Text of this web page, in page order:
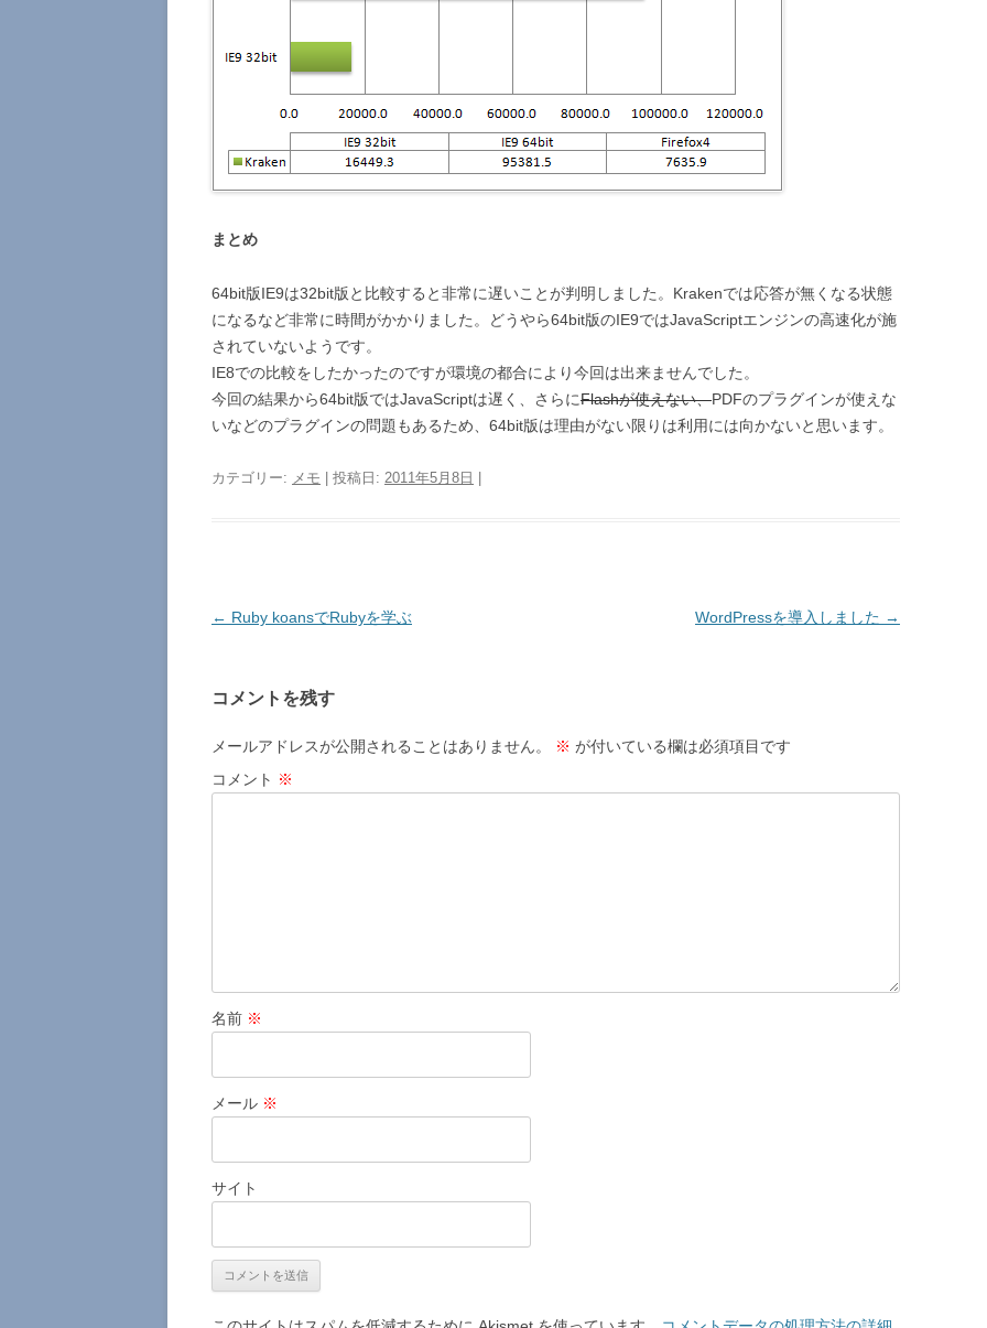
まとめ
64bit版IE9は32bit版と比較すると非常に遅いことが判明しました。Krakenでは応答が無くなる状態
になるなど非常に時間がかかりました。どうやら64bit版のIE9ではJavaScriptエンジンの高速化が施
されていないようです。
IE8での比較をしたかったのですが環境の都合により今回は出来ませんでした。
今回の結果から64bit版ではJavaScriptは遅く、さらにFlashが使えない、PDFのプラグインが使えな
いなどのプラグインの問題もあるため、64bit版は理由がない限りは利用には向かないと思います。
カテゴリー: メモ | 投稿日: 2011年5月8日
投
ビ
ゲ
ー
← Ruby koansでRubyを学ぶ WordPressを導入しました →
コメントを残す
メールアドレスが公開されることはありません。 ※ が付いている欄は必須項目です
コメント ※
名前 ※
メール ※
サイト